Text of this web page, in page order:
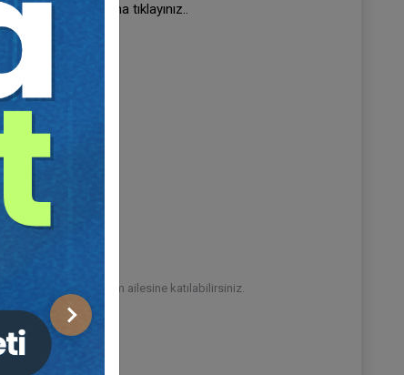
Sonraki
giriş yap butonuna tıklayınız..
tıklayarak Hukuk Eğitim ailesine katılabilirsiniz.